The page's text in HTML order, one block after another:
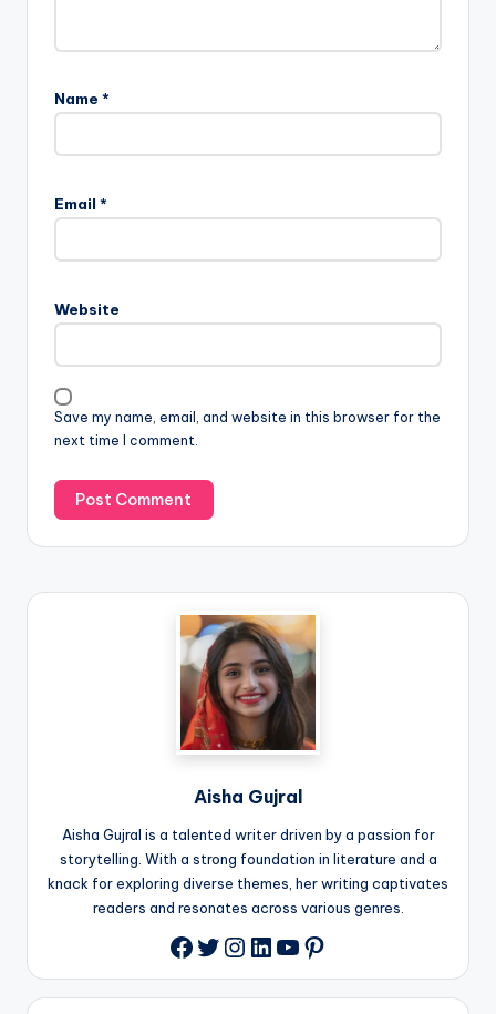
Name *
Email *
Website
Save my name, email, and website in this browser for the
next time I comment.
Aisha Gujral
Aisha Gujral is a talented writer driven by a passion for
storytelling. With a strong foundation in literature and a
knack for exploring diverse themes, her writing captivates
readers and resonates across various genres.
Facebook
Twitter
Instagram
LinkedIn
YouTube
Pinterest